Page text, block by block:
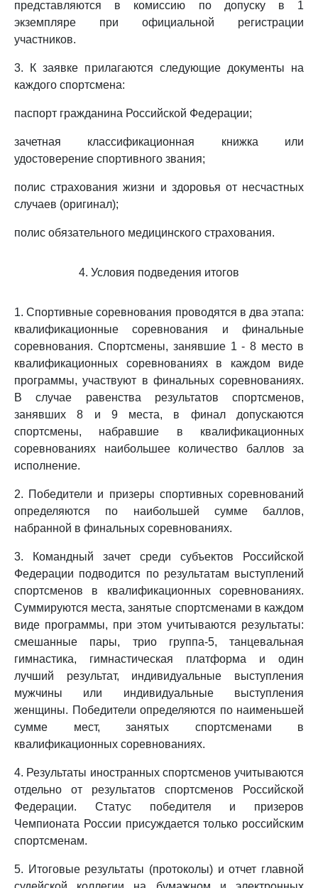
представляются в комиссию по допуску в 1
экземпляре при официальной регистрации
участников.
3. К заявке прилагаются следующие документы на
каждого спортсмена:
паспорт гражданина Российской Федерации;
зачетная классификационная книжка или
удостоверение спортивного звания;
полис страхования жизни и здоровья от несчастных
случаев (оригинал);
полис обязательного медицинского страхования.
4. Условия подведения итогов
1. Спортивные соревнования проводятся в два этапа:
квалификационные соревнования и финальные
соревнования. Спортсмены, занявшие 1 - 8 место в
квалификационных соревнованиях в каждом виде
программы, участвуют в финальных соревнованиях.
В случае равенства результатов спортсменов,
занявших 8 и 9 места, в финал допускаются
спортсмены, набравшие в квалификационных
соревнованиях наибольшее количество баллов за
исполнение.
2. Победители и призеры спортивных соревнований
определяются по наибольшей сумме баллов,
набранной в финальных соревнованиях.
3. Командный зачет среди субъектов Российской
Федерации подводится по результатам выступлений
спортсменов в квалификационных соревнованиях.
Суммируются места, занятые спортсменами в каждом
виде программы, при этом учитываются результаты:
смешанные пары, трио группа-5, танцевальная
гимнастика, гимнастическая платформа и один
лучший результат, индивидуальные выступления
мужчины или индивидуальные выступления
женщины. Победители определяются по наименьшей
сумме мест, занятых спортсменами в
квалификационных соревнованиях.
4. Результаты иностранных спортсменов учитываются
отдельно от результатов спортсменов Российской
Федерации. Статус победителя и призеров
Чемпионата России присуждается только российским
спортсменам.
5. Итоговые результаты (протоколы) и отчет главной